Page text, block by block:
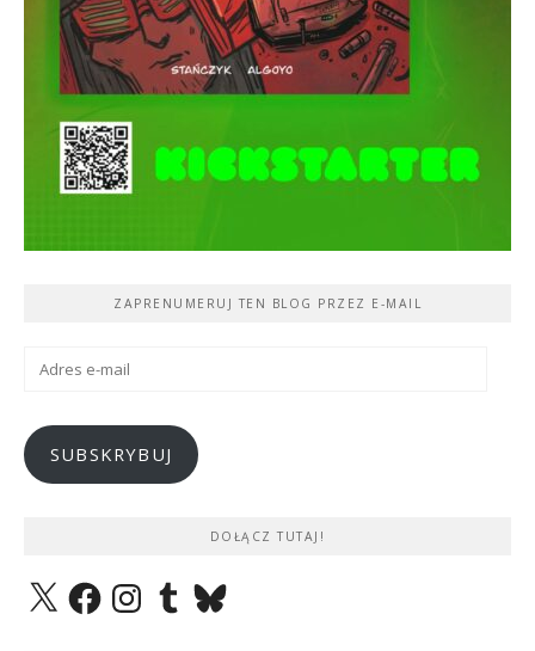
ZAPRENUMERUJ TEN BLOG PRZEZ E-MAIL
Adres
SUBSKRYBUJ
DOŁĄCZ TUTAJ!
X FacebookInstagramTumblrBluesky